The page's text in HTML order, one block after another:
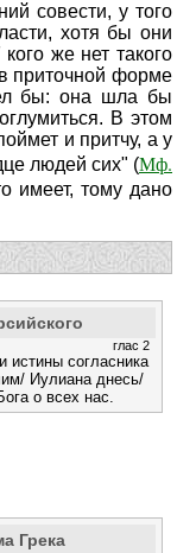
совести, у того
хотя бы они
же нет такого
приточной форме
бы: она шла бы
В этом
и притчу, а у
людей сих" (Мф.
имеет, тому дано
глас 2
истины согласника
Иулиана днесь/
о всех нас.
Грека